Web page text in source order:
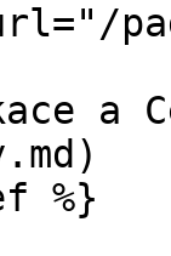
a
%}